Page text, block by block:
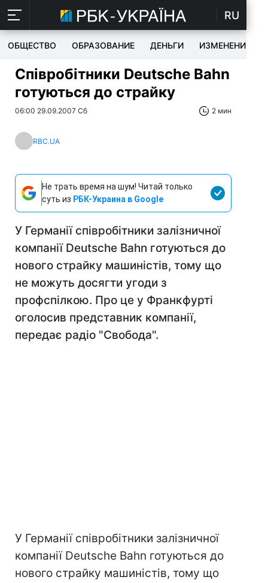
RU
ОБЩЕСТВО ОБРАЗОВАНИЕ ДЕНЬГИ ИЗМЕНЕНИЯ
Співробітники Deutsche Bahn
готуються до страйку
06:00 29.09.2007 Сб 2 мин
RBC.UA
Не трать время на шум! Читай только
суть из РБК-Украина в Google
У Германії співробітники залізничної
компанії Deutsche Bahn готуються до
нового страйку машиністів, тому що
не можуть досягти угоди з
профспілкою. Про це у Франкфурті
оголосив представник компанії,
передає радіо "Свобода".
У Германії співробітники залізничної
компанії Deutsche Bahn готуються до
нового страйку машиністів, тому що